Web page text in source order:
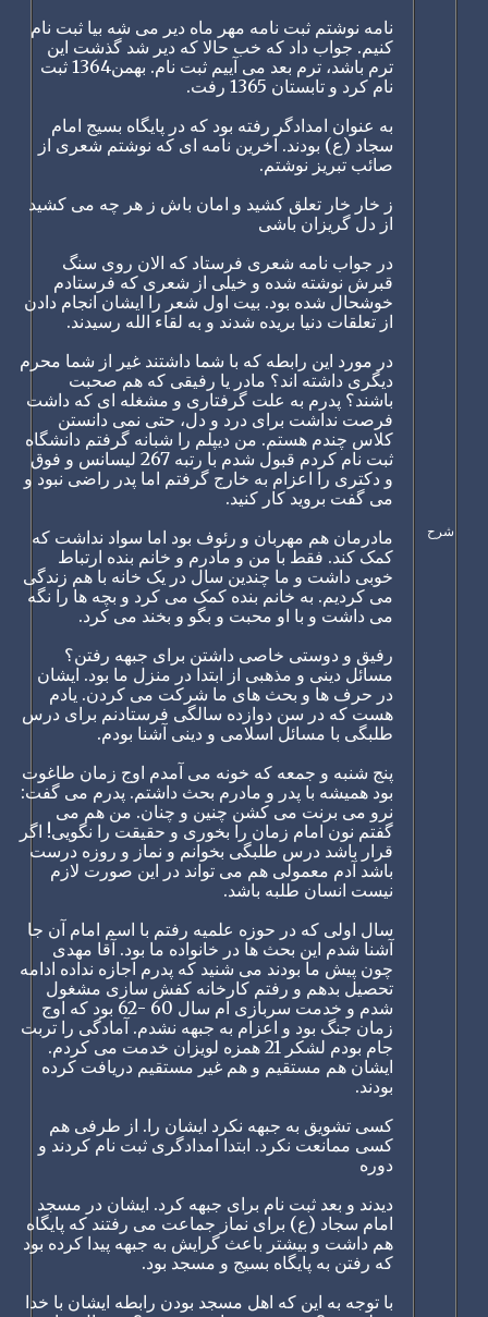
شرح
نامه نوشتم ثبت نامه مهر ماه دیر می شه بیا ثبت نام
کنیم. جواب داد که خب حالا که دیر شد گذشت این
ترم باشد، ترم بعد می آییم ثبت نام. بهمن1364 ثبت
نام کرد و تابستان 1365 رفت.
به عنوان امدادگر رفته بود که در پایگاه بسیج امام
سجاد (ع) بودند. آخرین نامه ای که نوشتم شعری از
صائب تبریز نوشتم.
ز خار خار تعلق کشید و امان باش ز هر چه می کشید
از دل گریزان باشی
در جواب نامه شعری فرستاد که الان روی سنگ
قبرش نوشته شده و خیلی از شعری که فرستادم
خوشحال شده بود. بیت اول شعر را ایشان انجام دادن
از تعلقات دنیا بریده شدند و به لقاء الله رسیدند.
در مورد این رابطه که با شما داشتند غیر از شما محرم
دیگری داشته اند؟ مادر یا رفیقی که هم صحبت
باشند؟ پدرم به علت گرفتاری و مشغله ای که داشت
فرصت نداشت برای درد و دل، حتی نمی دانستن
کلاس چندم هستم. من دیپلم را شبانه گرفتم دانشگاه
ثبت نام کردم قبول شدم با رتبه 267 لیسانس و فوق
و دکتری را اعزام به خارج گرفتم اما پدر راضی نبود و
می گفت بروید کار کنید.
مادرمان هم مهربان و رئوف بود اما سواد نداشت که
کمک کند. فقط با من و مادرم و خانم بنده ارتباط
خوبی داشت و ما چندین سال در یک خانه با هم زندگی
می کردیم. به خانم بنده کمک می کرد و بچه ها را نگه
می داشت و با او محبت و بگو و بخند می کرد.
رفیق و دوستی خاصی داشتن برای جبهه رفتن؟
مسائل دینی و مذهبی از ابتدا در منزل ما بود. ایشان
در حرف ها و بحث های ما شرکت می کردن. یادم
هست که در سن دوازده سالگی فرستادنم برای درس
طلبگی با مسائل اسلامی و دینی آشنا بودم.
پنج شنبه و جمعه که خونه می آمدم اوج زمان طاغوت
بود همیشه با پدر و مادرم بحث داشتم. پدرم می گفت:
نرو می برنت می کشن چنین و چنان. من هم می
گفتم نون امام زمان را بخوری و حقیقت را نگویی! اگر
قرار باشد درس طلبگی بخوانم و نماز و روزه درست
باشد آدم معمولی هم می تواند در این صورت لازم
نیست انسان طلبه باشد.
سال اولی که در حوزه علمیه رفتم با اسم امام آن جا
آشنا شدم این بحث ها در خانواده ما بود. آقا مهدی
چون پیش ما بودند می شنید که پدرم اجازه نداده ادامه
تحصیل بدهم و رفتم کارخانه کفش سازی مشغول
شدم و خدمت سربازی ام سال 60 -62 بود که اوج
زمان جنگ بود و اعزام به جبهه نشدم. آمادگی را تربت
جام بودم لشکر 21 همزه لویزان خدمت می کردم.
ایشان هم مستقیم و هم غیر مستقیم دریافت کرده
بودند.
کسی تشویق به جبهه نکرد ایشان را. از طرفی هم
کسی ممانعت نکرد. ابتدا امدادگری ثبت نام کردند و
دوره
دیدند و بعد ثبت نام برای جبهه کرد. ایشان در مسجد
امام سجاد (ع) برای نماز جماعت می رفتند که پایگاه
هم داشت و بیشتر باعث گرایش به جبهه پیدا کرده بود
که رفتن به پایگاه بسیج و مسجد بود.
با توجه به این که اهل مسجد بودن رابطه ایشان با خدا